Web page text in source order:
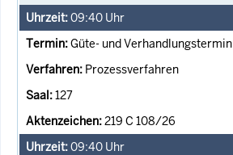
09:40 Uhr
Güte- und Verhandlungstermin
Prozessverfahren
127
219 C 108/26
09:40 Uhr